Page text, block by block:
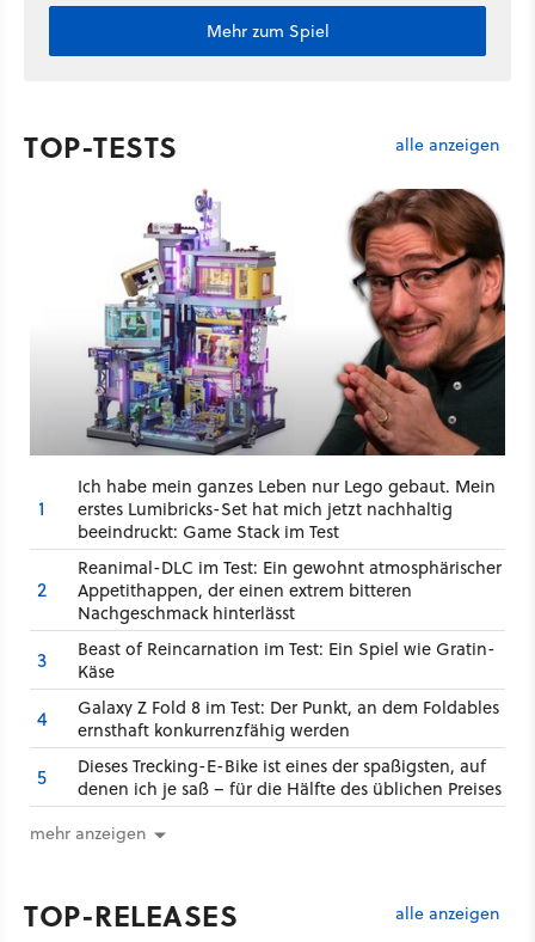
Mehr zum Spiel
TOP-TESTS alle anzeigen
1
Ich habe mein ganzes Leben nur Lego gebaut. Mein
erstes Lumibricks-Set hat mich jetzt nachhaltig
beeindruckt: Game Stack im Test
2
Reanimal-DLC im Test: Ein gewohnt atmosphärischer
Appetithappen, der einen extrem bitteren
Nachgeschmack hinterlässt
3
Beast of Reincarnation im Test: Ein Spiel wie Gratin-
Käse
4
Galaxy Z Fold 8 im Test: Der Punkt, an dem Foldables
ernsthaft konkurrenzfähig werden
5
Dieses Trecking-E-Bike ist eines der spaßigsten, auf
denen ich je saß – für die Hälfte des üblichen Preises
mehr anzeigen
TOP-RELEASES alle anzeigen